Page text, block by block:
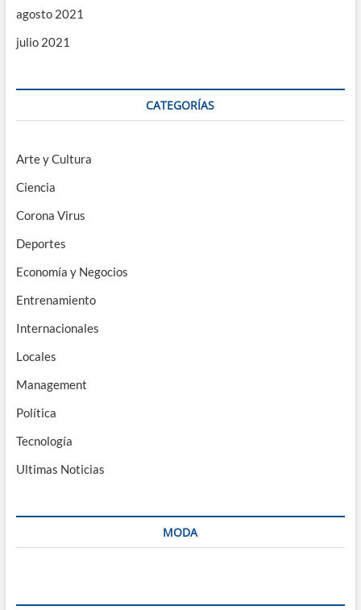
agosto 2021
julio 2021
CATEGORÍAS
Arte y Cultura
Ciencia
Corona Virus
Deportes
Economía y Negocios
Entrenamiento
Internacionales
Locales
Management
Política
Tecnología
Ultimas Noticias
MODA